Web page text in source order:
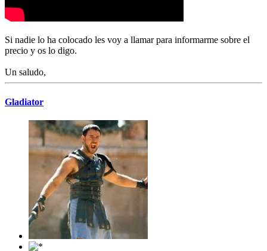
Si nadie lo ha colocado les voy a llamar para informarme sobre el
precio y os lo digo.
Un saludo,
Gladiator